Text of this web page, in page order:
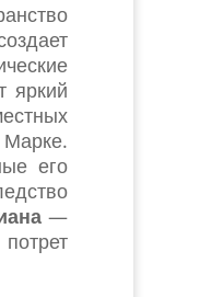
яркий
Марке.
его
—